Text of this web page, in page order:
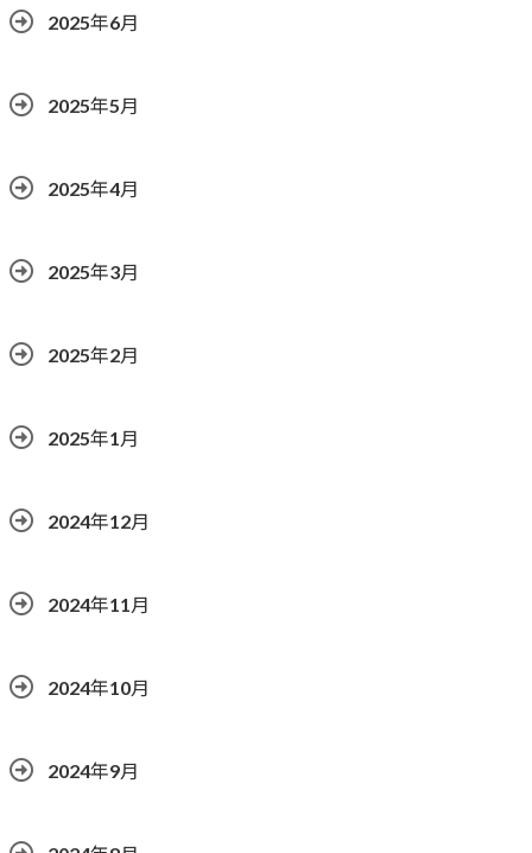
2025年6月
2025年5月
2025年4月
2025年3月
2025年2月
2025年1月
2024年12月
2024年11月
2024年10月
2024年9月